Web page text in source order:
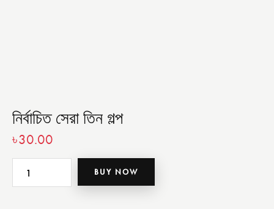
নির্বাচিত সেরা তিন গল্প
৳30.00
BUY NOW